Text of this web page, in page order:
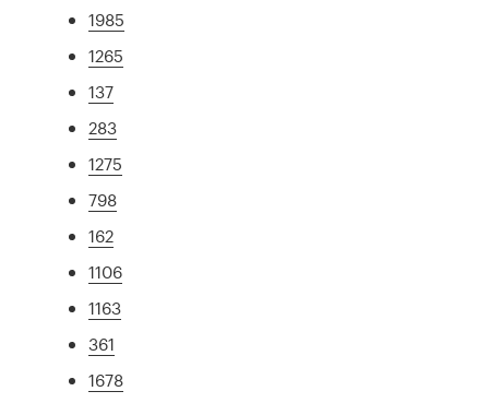
1985
1265
137
283
1275
798
162
1106
1163
361
1678